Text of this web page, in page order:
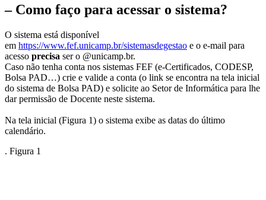
– Como faço para acessar o sistema?
O sistema está disponível
em https://www.fef.unicamp.br/sistemasdegestao e o e-mail para
acesso precisa ser o @unicamp.br.
Caso não tenha conta nos sistemas FEF (e-Certificados, CODESP,
Bolsa PAD…) crie e valide a conta (o link se encontra na tela inicial
do sistema de Bolsa PAD) e solicite ao Setor de Informática para lhe
dar permissão de Docente neste sistema.
Na tela inicial (Figura 1) o sistema exibe as datas do último
calendário.
. Figura 1